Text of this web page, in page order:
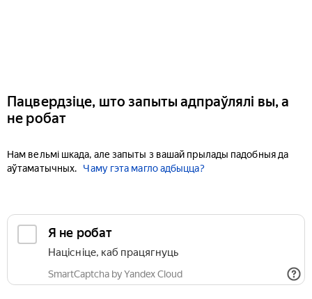
Пацвердзіце, што запыты адпраўлялі вы, а
не робат
Нам вельмі шкада, але запыты з вашай прылады падобныя да
аўтаматычных.
Чаму гэта магло адбыцца?
Я не робат
Націсніце, каб працягнуць
SmartCaptcha by Yandex Cloud